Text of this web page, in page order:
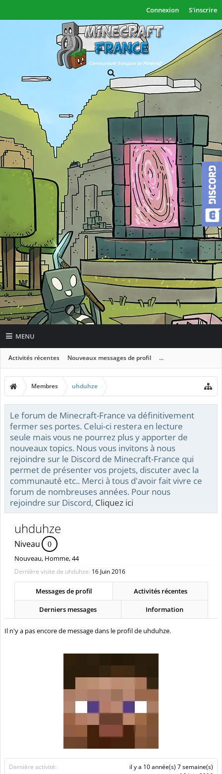
Connexion S'inscrire
MENU
Activités récentes Nouveaux messages de profil ...
Membres uhduhze
Le forum de Minecraft-France va définitivement
fermer ses portes. Celui-ci restera en lecture
seule mais vous ne pourrez plus y apporter de
nouveaux topics. Nous vous invitons à nous
rejoindre sur le Discord de Minecraft-France qui
permet de présenter vos projets, discuter avec la
communauté etc.. Merci à tous d'avoir fait vivre ce
forum de nombreuses années. Pour nous
rejoindre sur Discord, Cliquez ici
Dernière activité:
il y a 10 année(s) 7 semaine(s)
uhduhze
Niveau 0
Nouveau, Homme, 44
Dernière visite de uhduhze: 16 Juin 2016
Messages de profil Activités récentes
Derniers messages Information
Il n'y a pas encore de message dans le profil de uhduhze.